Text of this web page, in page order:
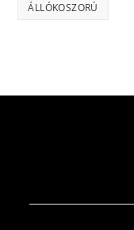
ÁLLÓKOSZORÚ